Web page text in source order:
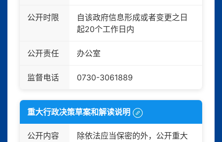
公开时限
自该政府信息形成或者变更之日
起20个工作日内
公开责任 办公室
监督电话 0730-3061889
重大行政决策草案和解读说明
公开内容
除依法应当保密的外，公开重大